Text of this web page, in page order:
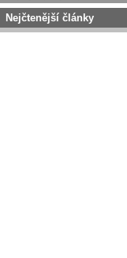
Nejčtenější články